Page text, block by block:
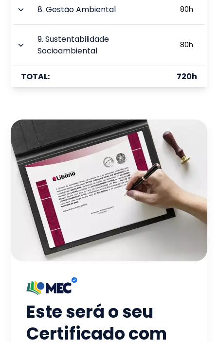
8.Gestão Ambiental 80h
9.Sustentabilidade
Socioambiental
80h
TOTAL: 720h
Este será o seu
Certificado com